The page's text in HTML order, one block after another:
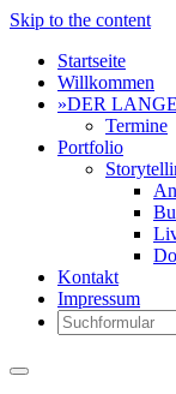
Skip to the content
Startseite
Willkommen
»DER
Termine
Portfolio
Kontakt
Impressum